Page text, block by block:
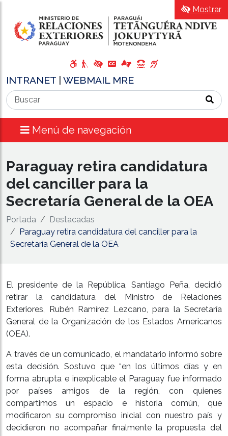
INTRANET WEBMAIL MRE
Menú de navegación
Mostrar
Paraguay retira candidatura
del canciller para la
Secretaría General de la OEA
Portada
Destacadas
Paraguay retira candidatura del canciller para la
Secretaría General de la OEA
El presidente de la República, Santiago Peña, decidió
retirar la candidatura del Ministro de Relaciones
Exteriores, Rubén Ramírez Lezcano, para la Secretaría
General de la Organización de los Estados Americanos
(OEA).
A través de un comunicado, el mandatario informó sobre
esta decisión. Sostuvo que “en los últimos días y en
forma abrupta e inexplicable el Paraguay fue informado
por países amigos de la región, con quienes
compartimos un espacio e historia común, que
modificaron su compromiso inicial con nuestro país y
decidieron no acompañar finalmente la propuesta del